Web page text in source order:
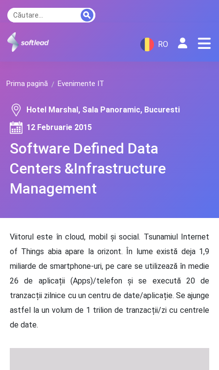
RO
Prima pagină Evenimente IT
Software Defined Data
Centers &Infrastructure
Management
Hotel Marshal, Sala Panoramic, Bucuresti
12 Februarie 2015
Viitorul este în cloud, mobil și social. Tsunamiul Internet
of Things abia apare la orizont. În lume există deja 1,9
miliarde de smartphone-uri, pe care se utilizează în medie
26 de aplicații (Apps)/telefon și se execută 20 de
tranzacții zilnice cu un centru de date/aplicație. Se ajunge
astfel la un volum de 1 trilion de tranzacții/zi cu centrele
de date.